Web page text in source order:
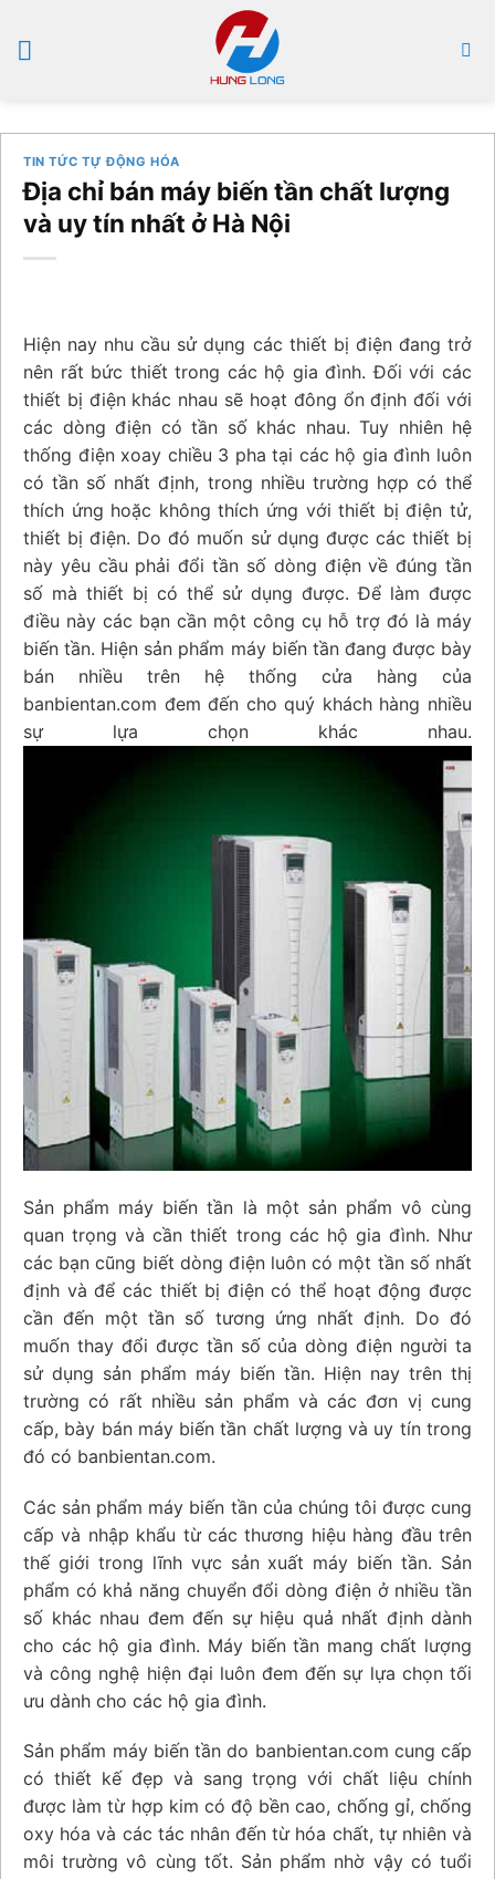
qua
nội
TIN TỨC TỰ ĐỘNG HÓA
Địa chỉ bán máy biến tần chất lượng
và uy tín nhất ở Hà Nội
Hiện nay nhu cầu sử dụng các thiết bị điện đang trở
nên rất bức thiết trong các hộ gia đình. Đối với các
thiết bị điện khác nhau sẽ hoạt đông ổn định đối với
các dòng điện có tần số khác nhau. Tuy nhiên hệ
thống điện xoay chiều 3 pha tại các hộ gia đình luôn
có tần số nhất định, trong nhiều trường hợp có thể
thích ứng hoặc không thích ứng với thiết bị điện tử,
thiết bị điện. Do đó muốn sử dụng được các thiết bị
này yêu cầu phải đổi tần số dòng điện về đúng tần
số mà thiết bị có thể sử dụng được. Để làm được
điều này các bạn cần một công cụ hỗ trợ đó là máy
biến tần. Hiện sản phẩm máy biến tần đang được bày
bán nhiều trên hệ thống cửa hàng của
banbientan.com đem đến cho quý khách hàng nhiều
sự lựa chọn khác nhau.
Sản phẩm máy biến tần là một sản phẩm vô cùng
quan trọng và cần thiết trong các hộ gia đình. Như
các bạn cũng biết dòng điện luôn có một tần số nhất
định và để các thiết bị điện có thể hoạt động được
cần đến một tần số tương ứng nhất định. Do đó
muốn thay đổi được tần số của dòng điện người ta
sử dụng sản phẩm máy biến tần. Hiện nay trên thị
trường có rất nhiều sản phẩm và các đơn vị cung
cấp, bày bán máy biến tần chất lượng và uy tín trong
đó có banbientan.com.
Các sản phẩm máy biến tần của chúng tôi được cung
cấp và nhập khẩu từ các thương hiệu hàng đầu trên
thế giới trong lĩnh vực sản xuất máy biến tần. Sản
phẩm có khả năng chuyển đổi dòng điện ở nhiều tần
số khác nhau đem đến sự hiệu quả nhất định dành
cho các hộ gia đình. Máy biến tần mang chất lượng
và công nghệ hiện đại luôn đem đến sự lựa chọn tối
ưu dành cho các hộ gia đình.
Sản phẩm máy biến tần do banbientan.com cung cấp
có thiết kế đẹp và sang trọng với chất liệu chính
được làm từ hợp kim có độ bền cao, chống gỉ, chống
oxy hóa và các tác nhân đến từ hóa chất, tự nhiên và
môi trường vô cùng tốt. Sản phẩm nhờ vậy có tuổi